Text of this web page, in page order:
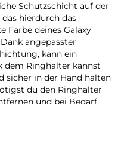
Schutzschicht auf der
das hierdurch das
Farbe deines Galaxy
angepasster
kann ein
dem Ringhalter kannst
sicher in der Hand halten
du den Ringhalter
und bei Bedarf